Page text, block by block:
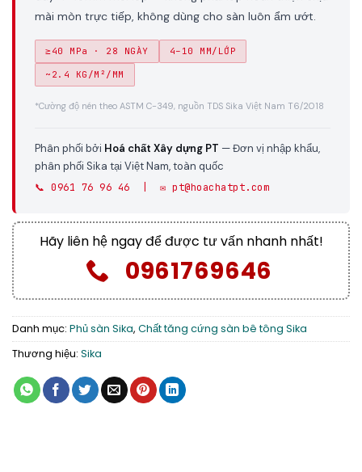
mài mòn trực tiếp, không dùng cho sàn luôn ẩm ướt.
≥40 MPa · 28 NGÀY 4–10 MM/LỚP
~2.4 KG/M²/MM
*Cường độ nén theo ASTM C-349, nguồn TDS Sika Việt Nam T6/2018
Phân phối bởi Hoá chất Xây dựng PT — Đơn vị nhập khẩu,
phân phối Sika tại Việt Nam, toàn quốc
📞 0961 76 96 46 | ✉️ pt@hoachatpt.com
Hãy liên hệ ngay để được tư vấn nhanh nhất!
0961769646
Danh mục: Phủ sàn Sika, Chất tăng cứng sàn bê tông Sika
Thương hiệu: Sika